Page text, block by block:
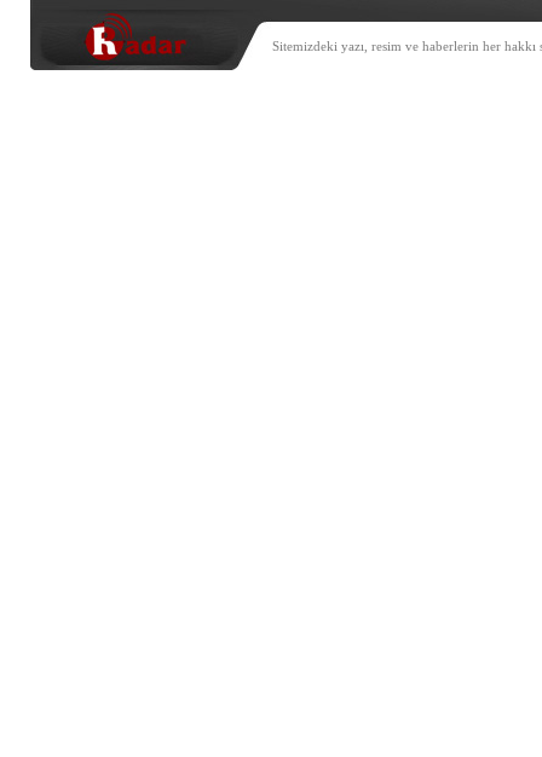
Sitemizdeki yazı, resim ve haberlerin her